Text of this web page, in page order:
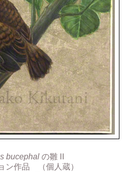
bucephal の雛 Ⅱ
ン作品 （個人蔵）